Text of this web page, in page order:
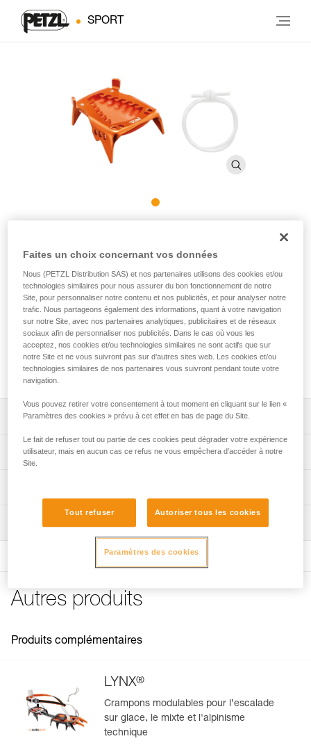
SPORT
Parties arrière ultra légères et adaptables sur la plupart
des crampons Petzl
Parties arrière des crampons LEOPARD LLF, LEOPARD FL
et IRVIS HYBRID pour le remplacement des talons ou pour
transformer ses crampons IRVIS, LYNX (U034AA00) ou
DART en crampons hybrides pour un équipement plus léger
et plus compact.
Descriptif
Talons en aluminium permettant d'obtenir des crampons
plus légers et plus compacts.
Compatibles avec les crampons IRVIS, LYNX (U034AA00)
et DART pour transformer ses crampons en crampons
Produit livré par paire, avec ANTISNOW et cordelettes
Spécifications techniques
Certification(s): CE, UIAA
Spécifications référence(s)
Référence : U001GA00
Télécharger le pdf technical-notice-KIT-CORD-TEC-1
Télécharger le pdf CRAMPON - ACCESSORY
FAQ
Voir tous les contenus techniques
Procédure de vérification EPI
Télécharger le pdf verif-EPI-crampons-suivi-FR
Autres produits
Produits complémentaires
LYNX®
Crampons modulables pour l’escalade
sur glace, le mixte et l'alpinisme
technique
Faites un choix concernant vos données
Nous (PETZL Distribution SAS) et nos partenaires utilisons des cookies et/ou
technologies similaires pour nous assurer du bon fonctionnement de notre
Site, pour personnaliser notre contenu et nos publicités, et pour analyser notre
trafic. Nous partageons également des informations, quant à votre navigation
sur notre Site, avec nos partenaires analytiques, publicitaires et de réseaux
sociaux afin de personnaliser nos publicités. Dans le cas où vous les
acceptez, nos cookies et/ou technologies similaires ne sont actifs que sur
notre Site et ne vous suivront pas sur d’autres sites web. Les cookies et/ou
technologies similaires de nos partenaires vous suivront pendant toute votre
navigation.
Vous pouvez retirer votre consentement à tout moment en cliquant sur le lien «
Paramètres des cookies » prévu à cet effet en bas de page du Site.
Le fait de refuser tout ou partie de ces cookies peut dégrader votre expérience
utilisateur, mais en aucun cas ce refus ne vous empêchera d’accéder à notre
Site.
Tout refuser Autoriser tous les cookies
Paramètres des cookies